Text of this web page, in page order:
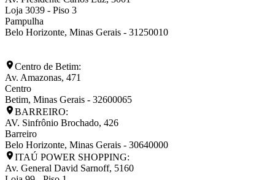
Loja 3039 - Piso 3
Pampulha
Belo Horizonte, Minas Gerais - 31250010
Centro de Betim:
Av. Amazonas, 471
Centro
Betim, Minas Gerais - 32600065
BARREIRO:
AV. Sinfrônio Brochado, 426
Barreiro
Belo Horizonte, Minas Gerais - 30640000
ITAÚ POWER SHOPPING:
Av. General David Sarnoff, 5160